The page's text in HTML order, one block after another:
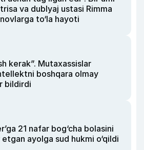
va dublyaj ustasi Rimma
to‘la hayoti
kerak”. Mutaxassislar
boshqara olmay
bildirdi
21 nafar bog‘cha bolasini
ayolga sud hukmi o‘qildi